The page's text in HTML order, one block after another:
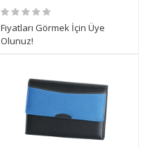
Fiyatları Görmek İçin Üye
Olunuz!